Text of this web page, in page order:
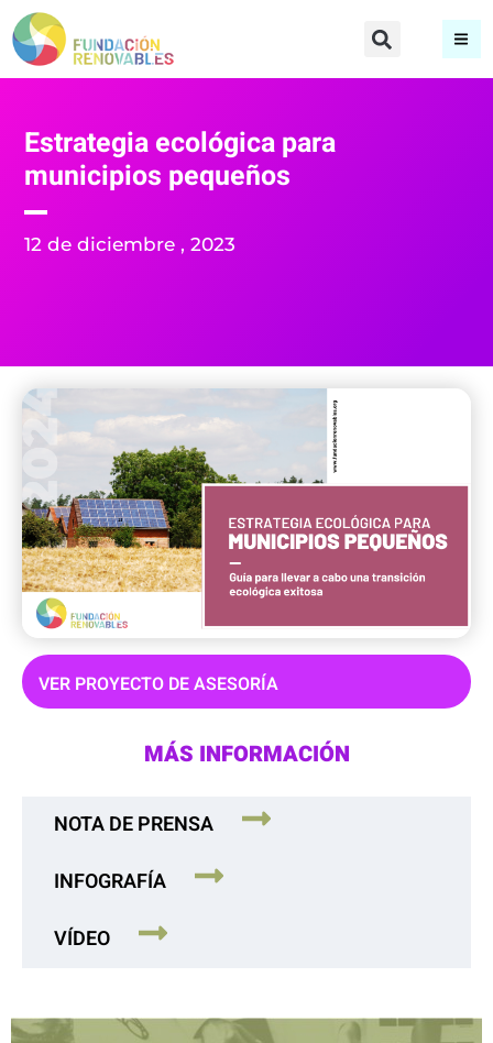
Estrategia ecológica para
municipios pequeños
12 de diciembre , 2023
MÁS INFORMACIÓN
NOTA DE PRENSA
INFOGRAFÍA
VÍDEO
VER PROYECTO DE ASESORÍA